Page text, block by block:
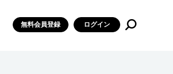
無料会員登録 ログイン